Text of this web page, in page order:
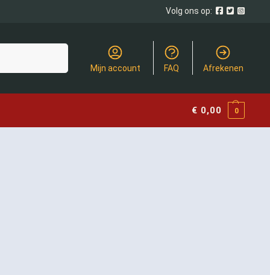
Volg ons op:
Mijn account FAQ Afrekenen
€ 0,00 0